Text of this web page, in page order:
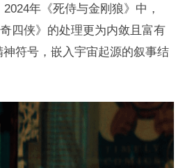
年《死侍与金刚狼》中，
四侠》的处理更为内敛且富有
符号，嵌入宇宙起源的叙事结